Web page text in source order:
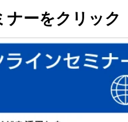
ナーをクリック